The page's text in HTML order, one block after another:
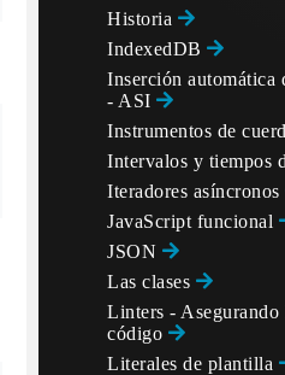
Historia
IndexedDB
Inserción automática
- ASI
Instrumentos de
Intervalos y tiempos
Iteradores asíncronos
JavaScript funcional
JSON
Las clases
Linters - Asegurando
código
Literales de plantilla